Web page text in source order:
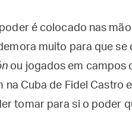
é colocado nas
muito para que
ou jogados em campos
na Cuba de Fidel Castro
tomar para si o poder